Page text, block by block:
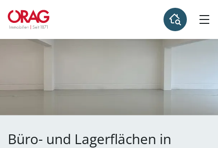
Büro- und Lagerflächen in